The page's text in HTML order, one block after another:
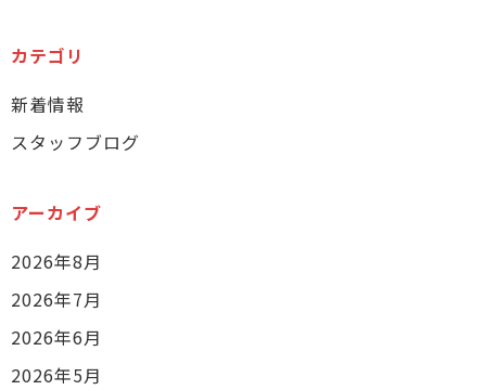
カテゴリ
新着情報
スタッフブログ
アーカイブ
2026年8月
2026年7月
2026年6月
2026年5月